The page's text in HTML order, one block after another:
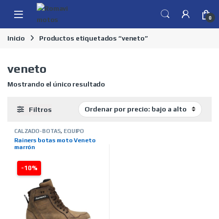
Skip to navigation
Skip to content
0
Inicio Productos etiquetados “veneto”
veneto
Mostrando el único resultado
Filtros
-10%
CALZADO-BOTAS, EQUIPO
TIENDA ON LINE
Rainers botas moto Veneto
marrón